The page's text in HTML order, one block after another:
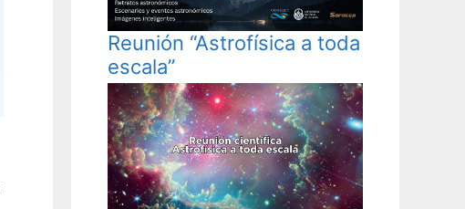
Reunión “Astrofísica a toda
escala”